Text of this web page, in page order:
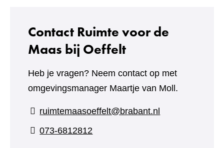
Contact Ruimte voor de
Maas bij Oeffelt
Heb je vragen? Neem contact op met
omgevingsmanager Maartje van Moll.
ruimtemaasoeffelt@brabant.nl
073-6812812